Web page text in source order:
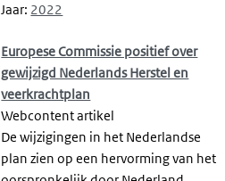
Jaar: 2022
Europese Commissie positief over
gewijzigd Nederlands Herstel en
veerkrachtplan
Webcontent artikel
De wijzigingen in het Nederlandse
plan zien op een hervorming van het